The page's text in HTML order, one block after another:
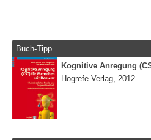
Buch-Tipp
Kognitive Anregung
Hogrefe Verlag, 2012